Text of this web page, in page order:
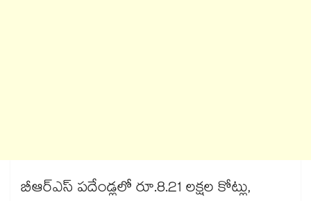
బీఆర్ఎస్ పదేండ్లలో రూ.8.21 లక్షల కోట్లు,